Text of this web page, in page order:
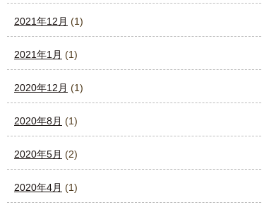
2021年12月 (1)
2021年1月 (1)
2020年12月 (1)
2020年8月 (1)
2020年5月 (2)
2020年4月 (1)